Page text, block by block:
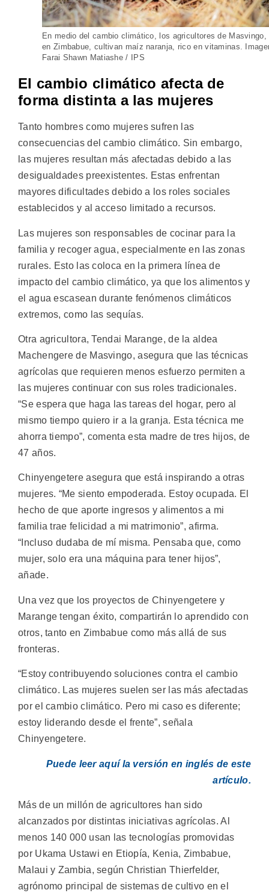
En medio del cambio climático, los agricultores de Masvingo,
en Zimbabue, cultivan maíz naranja, rico en vitaminas.
Farai Shawn Matiashe / IPS
El cambio climático afecta de
forma distinta a las mujeres
Tanto hombres como mujeres sufren las
consecuencias del cambio climático. Sin embargo,
las mujeres resultan más afectadas debido a las
desigualdades preexistentes. Estas enfrentan
mayores dificultades debido a los roles sociales
establecidos y al acceso limitado a recursos.
Las mujeres son responsables de cocinar para la
familia y recoger agua, especialmente en las zonas
rurales. Esto las coloca en la primera línea de
impacto del cambio climático, ya que los alimentos y
el agua escasean durante fenómenos climáticos
extremos, como las sequías.
Otra agricultora, Tendai Marange, de la aldea
Machengere de Masvingo, asegura que las técnicas
agrícolas que requieren menos esfuerzo permiten a
las mujeres continuar con sus roles tradicionales.
“Se espera que haga las tareas del hogar, pero al
mismo tiempo quiero ir a la granja. Esta técnica me
ahorra tiempo”, comenta esta madre de tres hijos, de
47 años.
Chinyengetere asegura que está inspirando a otras
mujeres. “Me siento empoderada. Estoy ocupada. El
hecho de que aporte ingresos y alimentos a mi
familia trae felicidad a mi matrimonio”, afirma.
“Incluso dudaba de mí misma. Pensaba que, como
mujer, solo era una máquina para tener hijos”,
añade.
Una vez que los proyectos de Chinyengetere y
Marange tengan éxito, compartirán lo aprendido con
otros, tanto en Zimbabue como más allá de sus
fronteras.
“Estoy contribuyendo soluciones contra el cambio
climático. Las mujeres suelen ser las más afectadas
por el cambio climático. Pero mi caso es diferente;
estoy liderando desde el frente”, señala
Chinyengetere.
Puede leer aquí la versión en inglés de este
artículo.
Más de un millón de agricultores han sido
alcanzados por distintas iniciativas agrícolas. Al
menos 140 000 usan las tecnologías promovidas
por Ukama Ustawi en Etiopía, Kenia, Zimbabue,
Malaui y Zambia, según Christian Thierfelder,
agrónomo principal de sistemas de cultivo en el